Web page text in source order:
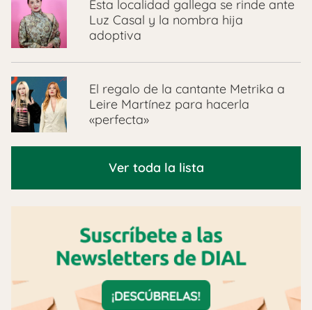
Esta localidad gallega se rinde ante
Luz Casal y la nombra hija
adoptiva
El regalo de la cantante Metrika a
Leire Martínez para hacerla
«perfecta»
Ver toda la lista